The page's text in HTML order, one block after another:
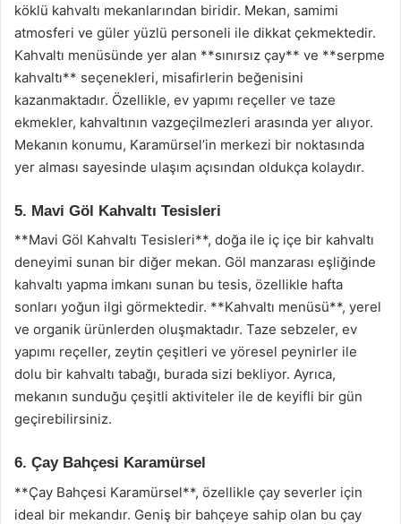
köklü kahvaltı mekanlarından biridir. Mekan, samimi
atmosferi ve güler yüzlü personeli ile dikkat çekmektedir.
Kahvaltı menüsünde yer alan **sınırsız çay** ve **serpme
kahvaltı** seçenekleri, misafirlerin beğenisini
kazanmaktadır. Özellikle, ev yapımı reçeller ve taze
ekmekler, kahvaltının vazgeçilmezleri arasında yer alıyor.
Mekanın konumu, Karamürsel’in merkezi bir noktasında
yer alması sayesinde ulaşım açısından oldukça kolaydır.
5. Mavi Göl Kahvaltı Tesisleri
**Mavi Göl Kahvaltı Tesisleri**, doğa ile iç içe bir kahvaltı
deneyimi sunan bir diğer mekan. Göl manzarası eşliğinde
kahvaltı yapma imkanı sunan bu tesis, özellikle hafta
sonları yoğun ilgi görmektedir. **Kahvaltı menüsü**, yerel
ve organik ürünlerden oluşmaktadır. Taze sebzeler, ev
yapımı reçeller, zeytin çeşitleri ve yöresel peynirler ile
dolu bir kahvaltı tabağı, burada sizi bekliyor. Ayrıca,
mekanın sunduğu çeşitli aktiviteler ile de keyifli bir gün
geçirebilirsiniz.
6. Çay Bahçesi Karamürsel
**Çay Bahçesi Karamürsel**, özellikle çay severler için
ideal bir mekandır. Geniş bir bahçeye sahip olan bu çay